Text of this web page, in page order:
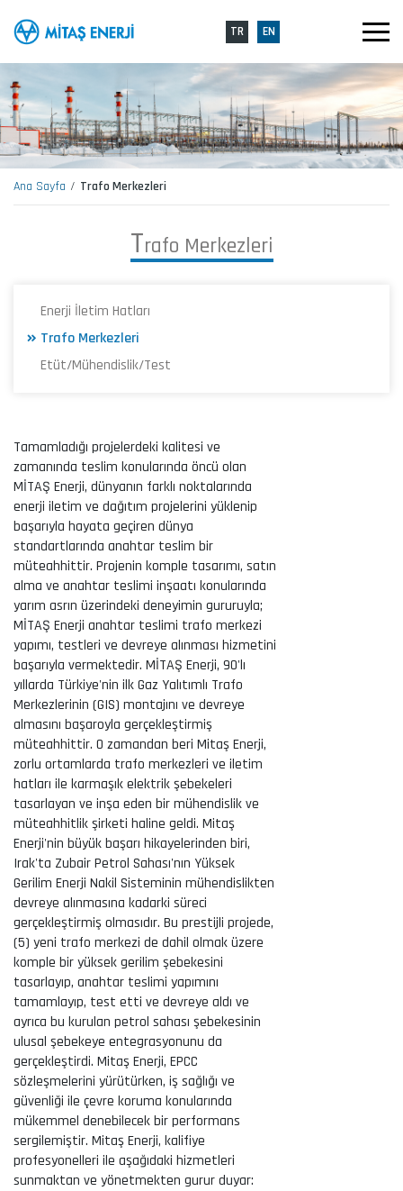
TR EN
Ana Sayfa Trafo Merkezleri
Trafo Merkezleri
Enerji İletim Hatları
Trafo Merkezleri
Etüt/Mühendislik/Test
Tamamladığı projelerdeki kalitesi ve
zamanında teslim konularında öncü olan
MİTAŞ Enerji, dünyanın farklı noktalarında
enerji iletim ve dağıtım projelerini yüklenip
başarıyla hayata geçiren dünya
standartlarında anahtar teslim bir
müteahhittir. Projenin komple tasarımı, satın
alma ve anahtar teslimi inşaatı konularında
yarım asrın üzerindeki deneyimin gururuyla;
MİTAŞ Enerji anahtar teslimi trafo merkezi
yapımı, testleri ve devreye alınması hizmetini
başarıyla vermektedir. MİTAŞ Enerji, 90'lı
yıllarda Türkiye'nin ilk Gaz Yalıtımlı Trafo
Merkezlerinin (GIS) montajını ve devreye
almasını başaroyla gerçekleştirmiş
müteahhittir. O zamandan beri Mitaş Enerji,
zorlu ortamlarda trafo merkezleri ve iletim
hatları ile karmaşık elektrik şebekeleri
tasarlayan ve inşa eden bir mühendislik ve
müteahhitlik şirketi haline geldi. Mitaş
Enerji'nin büyük başarı hikayelerinden biri,
Irak'ta Zubair Petrol Sahası'nın Yüksek
Gerilim Enerji Nakil Sisteminin mühendislikten
devreye alınmasına kadarki süreci
gerçekleştirmiş olmasıdır. Bu prestijli projede,
(5) yeni trafo merkezi de dahil olmak üzere
komple bir yüksek gerilim şebekesini
tasarlayıp, anahtar teslimi yapımını
tamamlayıp, test etti ve devreye aldı ve
ayrıca bu kurulan petrol sahası şebekesinin
ulusal şebekeye entegrasyonunu da
gerçekleştirdi. Mitaş Enerji, EPCC
sözleşmelerini yürütürken, iş sağlığı ve
güvenliği ile çevre koruma konularında
mükemmel denebilecek bir performans
sergilemiştir. Mitaş Enerji, kalifiye
profesyonelleri ile aşağıdaki hizmetleri
sunmaktan ve yönetmekten gurur duyar: